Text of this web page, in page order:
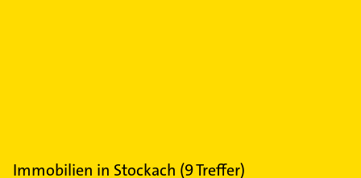
Immobilien in Stockach (9Treffer)